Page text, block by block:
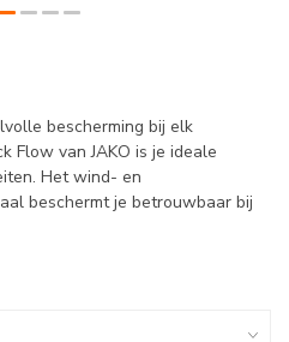
bescherming bij elk
Flow van JAKO is je ideale
Het wind- en
beschermt je betrouwbaar bij